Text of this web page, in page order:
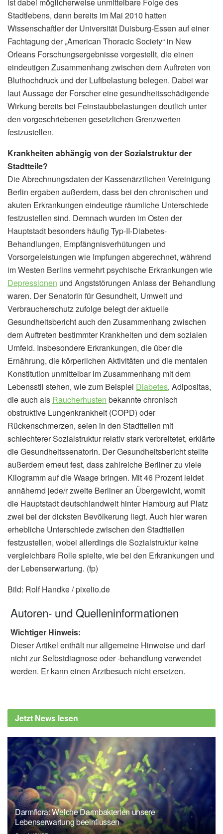
Stadtlebens, denn bereits im Mai 2010 hatten
Wissenschaftler der Universität Duisburg-Essen auf einer
Fachtagung der „American Thoracic Society“ in New
Orleans Forschungsergebnisse vorgestellt, die einen
eindeutigen Zusammenhang zwischen dem Auftreten von
Bluthochdruck und der Luftbelastung belegen. Dabei war
laut Aussage der Forscher eine gesundheitsschädigende
Wirkung bereits bei Feinstaubbelastungen deutlich unter
den vorgeschriebenen gesetzlichen Grenzwerten
festzustellen.
Krankheiten abhängig von der Sozialstruktur der
Stadtteile?
Die Abrechnungsdaten der Kassenärztlichen Vereinigung
Berlin ergaben außerdem, dass bei den chronischen und
akuten Erkrankungen eindeutige räumliche Unterschiede
festzustellen sind. Demnach wurden im Osten der
Hauptstadt besonders häufig Typ-II-Diabetes-
Behandlungen, Empfängnisverhütungen und
Vorsorgeleistungen wie Impfungen abgerechnet, während
im Westen Berlins vermehrt psychische Erkrankungen wie
Depressionen und Angststörungen Anlass der Behandlung
waren. Der Senatorin für Gesundheit, Umwelt und
Verbraucherschutz zufolge belegt der aktuelle
Gesundheitsbericht auch den Zusammenhang zwischen
dem Auftreten bestimmter Krankheiten und dem sozialen
Umfeld. Insbesondere Erkrankungen, die über die
Ernährung, die körperlichen Aktivitäten und die mentalen
Konstitution unmittelbar im Zusammenhang mit dem
Lebensstil stehen, wie zum Beispiel Diabetes, Adipositas,
die auch als Raucherhusten bekannte chronisch
obstruktive Lungenkrankheit (COPD) oder
Rückenschmerzen, seien in den Stadtteilen mit
schlechterer Sozialstruktur relativ stark verbreitetet, erklärte
die Gesundheitssenatorin. Der Gesundheitsbericht stellte
außerdem erneut fest, dass zahlreiche Berliner zu viele
Kilogramm auf die Waage bringen. Mit 46 Prozent leidet
annähernd jede/r zweite Berliner an Übergewicht, womit
die Hauptstadt deutschlandweit hinter Hamburg auf Platz
zwei bei der dicksten Bevölkerung liegt. Auch hier waren
erhebliche Unterschiede zwischen den Stadtteilen
festzustellen, wobei allerdings die Sozialstruktur keine
vergleichbare Rolle spielte, wie bei den Erkrankungen und
der Lebenserwartung. (fp)
Bild: Rolf Handke / pixelio.de
Autoren- und Quelleninformationen
Wichtiger Hinweis:
Dieser Artikel enthält nur allgemeine Hinweise und darf
nicht zur Selbstdiagnose oder -behandlung verwendet
werden. Er kann einen Arztbesuch nicht ersetzen.
Jetzt News lesen
Darmflora: Welche Darmbakterien unsere
Lebenserwartung beeinflussen